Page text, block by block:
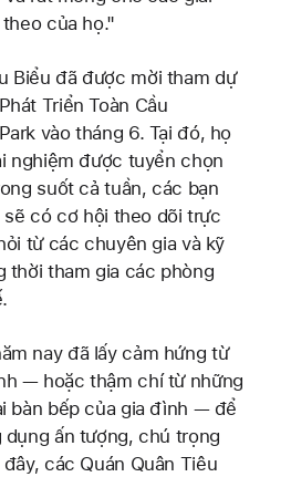
của họ."
Biểu đã được mời tham dự
Triển Toàn Cầu
vào tháng 6. Tại đó, họ
nghiệm được tuyển chọn
suốt cả tuần, các bạn
có cơ hội theo dõi trực
từ các chuyên gia và kỹ
thời tham gia các phòng
nay đã lấy cảm hứng từ
— hoặc thậm chí từ những
bàn bếp của gia đình — để
ấn tượng, chú trọng
các Quán Quân Tiêu